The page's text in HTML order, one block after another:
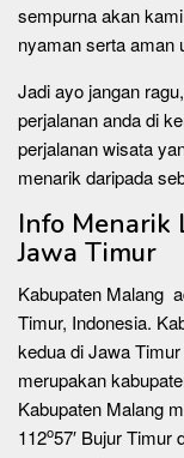
sempurna akan
nyaman serta aman
Jadi ayo jangan
perjalanan anda di
perjalanan wisata
menarik daripada
Info Menarik
Jawa Timur
Kabupaten Malang
Timur, Indonesia.
kedua di Jawa
merupakan
Kabupaten Malang
112o57′ Bujur Timur